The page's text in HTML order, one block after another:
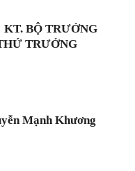
KT. BỘ TRƯỞNG
TRƯỞNG
Mạnh Khương